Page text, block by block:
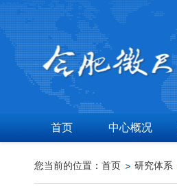
首页 中心概况
您当前的位置： 首页 研究体系